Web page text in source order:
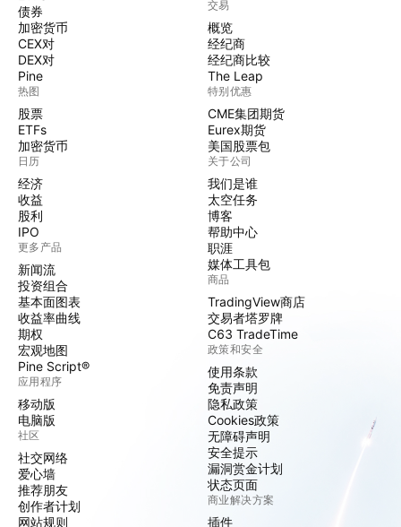
债券
加密货币
CEX对
DEX对
Pine
热图
股票
ETFs
加密货币
日历
经济
收益
股利
IPO
更多产品
新闻流
投资组合
基本面图表
收益率曲线
期权
宏观地图
Pine Script®
应用程序
移动版
电脑版
社区
社交网络
爱心墙
推荐朋友
创作者计划
网站规则
交易
概览
经纪商
经纪商比较
The Leap
特别优惠
CME集团期货
Eurex期货
美国股票包
关于公司
我们是谁
太空任务
博客
帮助中心
职涯
媒体工具包
商品
TradingView商店
交易者塔罗牌
C63 TradeTime
政策和安全
使用条款
免责声明
隐私政策
Cookies政策
无障碍声明
安全提示
漏洞赏金计划
状态页面
商业解决方案
插件